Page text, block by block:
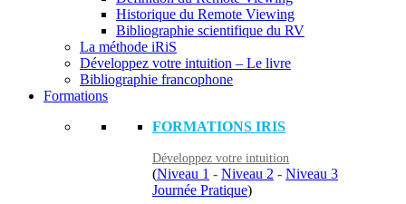
Historique du Remote Viewing
Bibliographie scientifique du RV
La méthode iRiS
Développez votre intuition – Le livre
Bibliographie francophone
Formations
FORMATIONS IRIS
Développez votre intuition
(Niveau 1 - Niveau 2 - Niveau 3
Journée Pratique)